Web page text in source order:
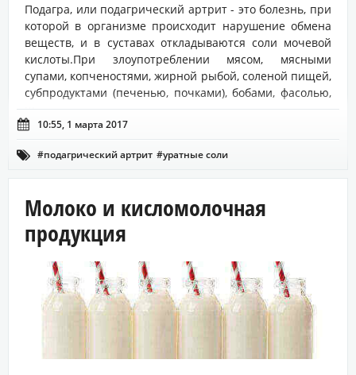
Подагра, или подагрический артрит - это болезнь, при
которой в организме происходит нарушение обмена
веществ, и в суставах откладываются соли мочевой
кислоты.При злоупотреблении мясом, мясными
супами, копченостями, жирной рыбой, соленой пищей,
субпродуктами (печенью, почками), бобами, фасолью,
ш...
 10:55, 1 марта 2017
 #подагрический артрит #уратные соли
Молоко и кисломолочная
продукция